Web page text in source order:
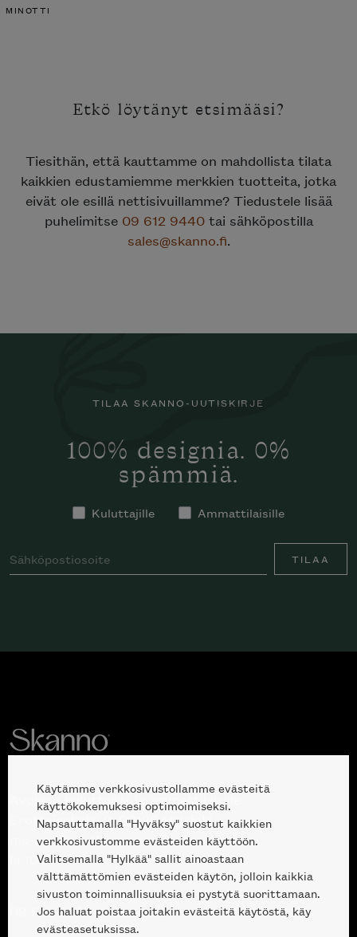
MINOTTI
Etkö löytänyt etsimääsi?
Tiesithän, että kauttamme on mahdollista tilata
kaikkien edustamiemme merkkien tuotteita, jotka
eivät ole esillä nettisivuillamme? Tiedustele lisää
puhelimitse 09 612 9440tai sähköpostilla
sales@skanno.fi.
TILAA SKANNO-UUTISKIRJE
100% designia. 0%
spämmiä.
Kuluttajille Ammattilaisille
TILAA
Avoinna kuluttajille ja ammattilaisille:
Erottajankatu 2, 00120 Helsinki
ma-pe 10 — 18
la 10-17
09 612 9440 |sales@skanno.fi
Käytämme verkkosivustollamme evästeitä
käyttökokemuksesi optimoimiseksi.
Napsauttamalla "Hyväksy" suostut kaikkien
verkkosivustomme evästeiden käyttöön.
Valitsemalla "Hylkää" sallit ainoastaan
välttämättömien evästeiden käytön, jolloin kaikkia
sivuston toiminnallisuuksia ei pystytä suorittamaan.
Jos haluat poistaa joitakin evästeitä käytöstä, käy
evästeasetuksissa.